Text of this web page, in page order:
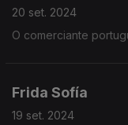
20 set. 2024
O comerciante
Frida Sofía
19 set. 2024